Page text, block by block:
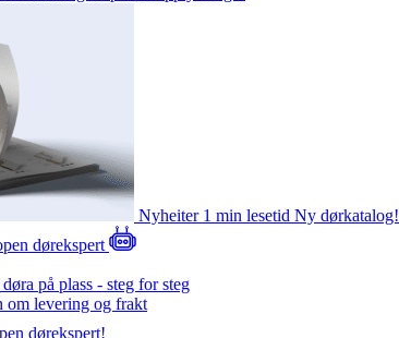
Nyheiter 1 min lesetid Ny dørkatalog!
dørekspert
på plass - steg for steg
om levering og frakt
dørekspert!